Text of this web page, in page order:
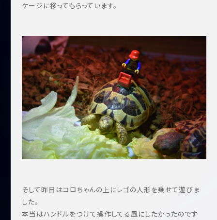
ケージに移ってもらっています。
そして昨日はコロちゃんの上にレゴの人形を乗せて遊びま
した。
本当はハンドルをつけて操作してる風にしたかったのです